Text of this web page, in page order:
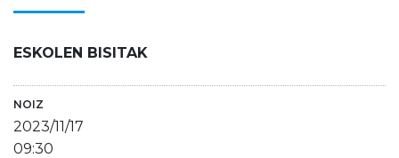
ESKOLEN BISITAK
NOIZ
2023/11/17
09:30